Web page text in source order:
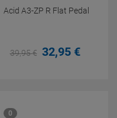
Acid A3-ZP R Flat Pedal
39,95€ 32,95 €
0